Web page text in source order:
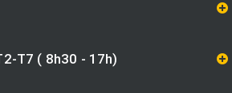
T7 ( 8h30 - 17h)